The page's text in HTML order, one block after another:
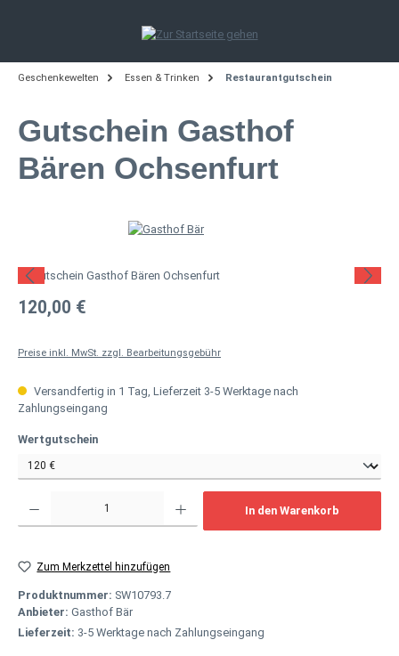
Geschenkewelten Essen & Trinken Restaurantgutschein
Gutschein Gasthof
Bären Ochsenfurt
Bildergalerie überspringen
Regulärer Preis:
120,00 €
Preise inkl. MwSt. zzgl. Bearbeitungsgebühr
Versandfertig in 1 Tag, Lieferzeit 3-5 Werktage nach
Zahlungseingang
Wertgutscheinauswählen
In den Warenkorb
Zum Merkzettel hinzufügen
Produktnummer: SW10793.7
Anbieter: Gasthof Bär
Lieferzeit: 3-5 Werktage nach Zahlungseingang